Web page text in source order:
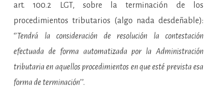
art. 100.2 LGT, sobre la terminación de los
procedimientos tributarios (algo nada desdeñable):
‘’Tendrá la consideración de resolución la contestación
efectuada de forma automatizada por la Administración
tributaria en aquellos procedimientos en que esté prevista esa
forma de terminación’’.